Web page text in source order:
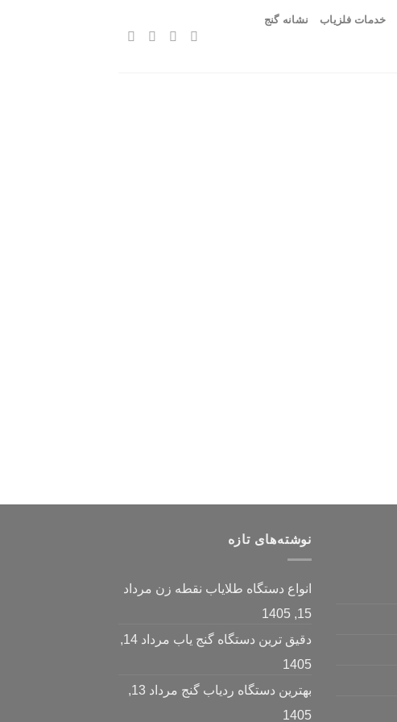
خدمات فلزیاب نشانه گنج
نوشته‌های تازه
انواع دستگاه طلایاب نقطه زن مرداد
15, 1405
دقیق ترین دستگاه گنج یاب
مرداد 14,
1405
بهترین دستگاه ردیاب گنج
مرداد 13,
1405